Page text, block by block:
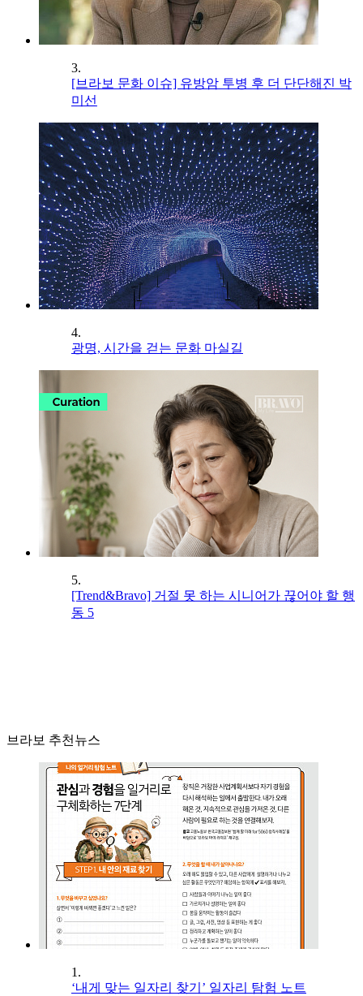
3.
[브라보 문화 이슈] 유방암 투병 후 더 단단해진 박
미선
4.
광명, 시간을 걷는 문화 마실길
5.
[Trend&Bravo] 거절 못 하는 시니어가 끊어야 할 행
동 5
브라보 추천뉴스
1.
‘내게 맞는 일자리 찾기’ 일자리 탐험 노트